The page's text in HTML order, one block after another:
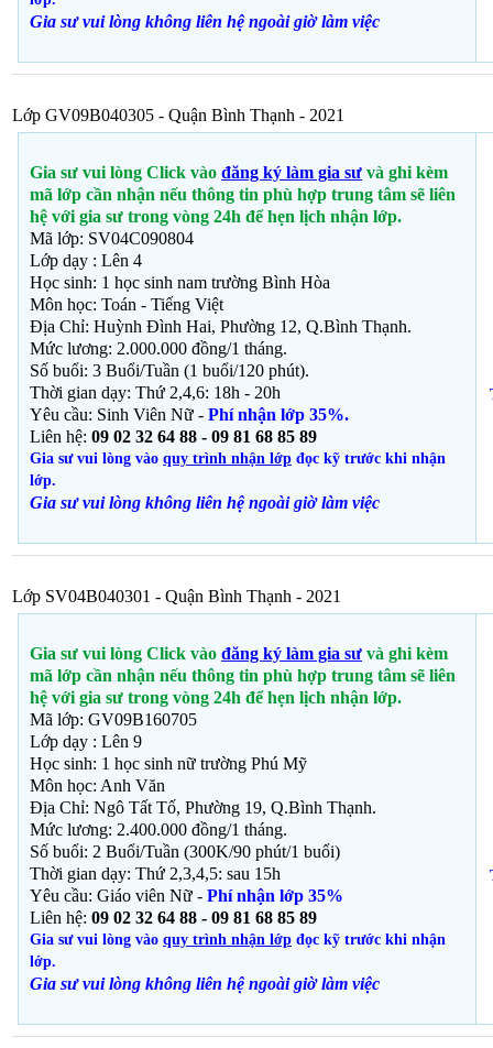
Gia sư vui lòng không liên hệ ngoài giờlàm việc
Lớp GV09B040305 - Quận Bình Thạnh - 2021
Gia sư vui lòng Click vào đăng ký làm gia sư và ghi kèm
mã lớp cần nhận nếu thông tin phù hợp trung tâm sẽ liên
hệ với gia sư trong vòng 24h để hẹn lịch nhận lớp.
Mã lớp: SV04C090804
Lớp dạy : Lên 4
Học sinh: 1 học sinh nam trường Bình Hòa
Môn học: Toán - Tiếng Việt
Địa Chỉ: Huỳnh Đình Hai, Phường 12, Q.Bình Thạnh.
Mức lương: 2.000.000 đồng/1 tháng.
Số buổi: 3 Buổi/Tuần (1 buổi/120 phút).
Thời gian dạy: Thứ 2,4,6: 18h - 20h
Yêu cầu: Sinh Viên Nữ - Phí nhận lớp 35%.
Liên hệ: 09 02 32 64 88 - 09 81 68 85 89
Gia sư vui lòng vào quy trình nhận lớp đọc kỹ trước khi nhận
lớp.
Gia sư vui lòng không liên hệ ngoài giờlàm việc
Lớp SV04B040301 - Quận Bình Thạnh - 2021
Gia sư vui lòng Click vào đăng ký làm gia sư và ghi kèm
mã lớp cần nhận nếu thông tin phù hợp trung tâm sẽ liên
hệ với gia sư trong vòng 24h để hẹn lịch nhận lớp.
Mã lớp: GV09B160705
Lớp dạy : Lên 9
Học sinh: 1 học sinh nữ trường Phú Mỹ
Môn học: Anh Văn
Địa Chỉ: Ngô Tất Tố, Phường 19, Q.Bình Thạnh.
Mức lương: 2.400.000 đồng/1 tháng.
Số buổi: 2 Buổi/Tuần (300K/90 phút/1 buổi)
Thời gian dạy: Thứ 2,3,4,5: sau 15h
Yêu cầu: Giáo viên Nữ - Phí nhận lớp 35%
Liên hệ: 09 02 32 64 88 - 09 81 68 85 89
Gia sư vui lòng vào quy trình nhận lớp đọc kỹ trước khi nhận
lớp.
Gia sư vui lòng không liên hệ ngoài giờlàm việc